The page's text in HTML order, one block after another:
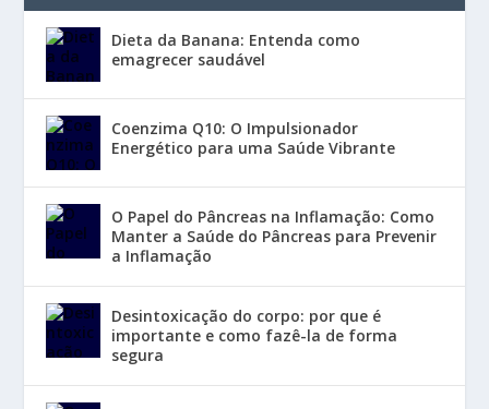
Dieta da Banana: Entenda como
emagrecer saudável
Coenzima Q10: O Impulsionador
Energético para uma Saúde Vibrante
O Papel do Pâncreas na Inflamação: Como
Manter a Saúde do Pâncreas para Prevenir
a Inflamação
Desintoxicação do corpo: por que é
importante e como fazê-la de forma
segura